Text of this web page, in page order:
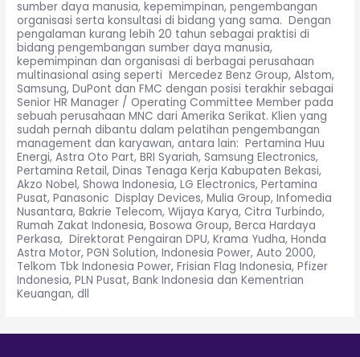
sumber daya manusia, kepemimpinan, pengembangan
organisasi serta konsultasi di bidang yang sama. Dengan
pengalaman kurang lebih 20 tahun sebagai praktisi di
bidang pengembangan sumber daya manusia,
kepemimpinan dan organisasi di berbagai perusahaan
multinasional asing seperti Mercedez Benz Group, Alstom,
Samsung, DuPont dan FMC dengan posisi terakhir sebagai
Senior HR Manager / Operating Committee Member pada
sebuah perusahaan MNC dari Amerika Serikat. Klien yang
sudah pernah dibantu dalam pelatihan pengembangan
management dan karyawan, antara lain: Pertamina Huu
Energi, Astra Oto Part, BRI Syariah, Samsung Electronics,
Pertamina Retail, Dinas Tenaga Kerja Kabupaten Bekasi,
Akzo Nobel, Showa Indonesia, LG Electronics, Pertamina
Pusat, Panasonic Display Devices, Mulia Group, Infomedia
Nusantara, Bakrie Telecom, Wijaya Karya, Citra Turbindo,
Rumah Zakat Indonesia, Bosowa Group, Berca Hardaya
Perkasa, Direktorat Pengairan DPU, Krama Yudha, Honda
Astra Motor, PGN Solution, Indonesia Power, Auto 2000,
Telkom Tbk Indonesia Power, Frisian Flag Indonesia, Pfizer
Indonesia, PLN Pusat, Bank Indonesia dan Kementrian
Keuangan, dll